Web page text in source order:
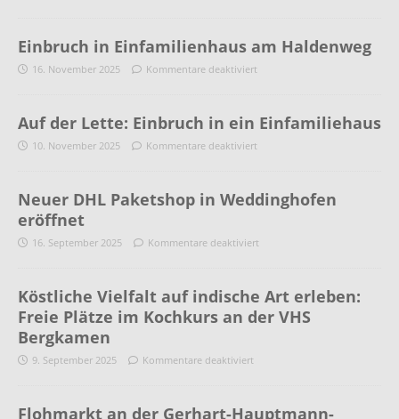
Einbruch in Einfamilienhaus am Haldenweg
16. November 2025 Kommentare deaktiviert
Auf der Lette: Einbruch in ein Einfamiliehaus
10. November 2025 Kommentare deaktiviert
Neuer DHL Paketshop in Weddinghofen
eröffnet
16. September 2025 Kommentare deaktiviert
Köstliche Vielfalt auf indische Art erleben:
Freie Plätze im Kochkurs an der VHS
Bergkamen
9. September 2025 Kommentare deaktiviert
Flohmarkt an der Gerhart-Hauptmann-